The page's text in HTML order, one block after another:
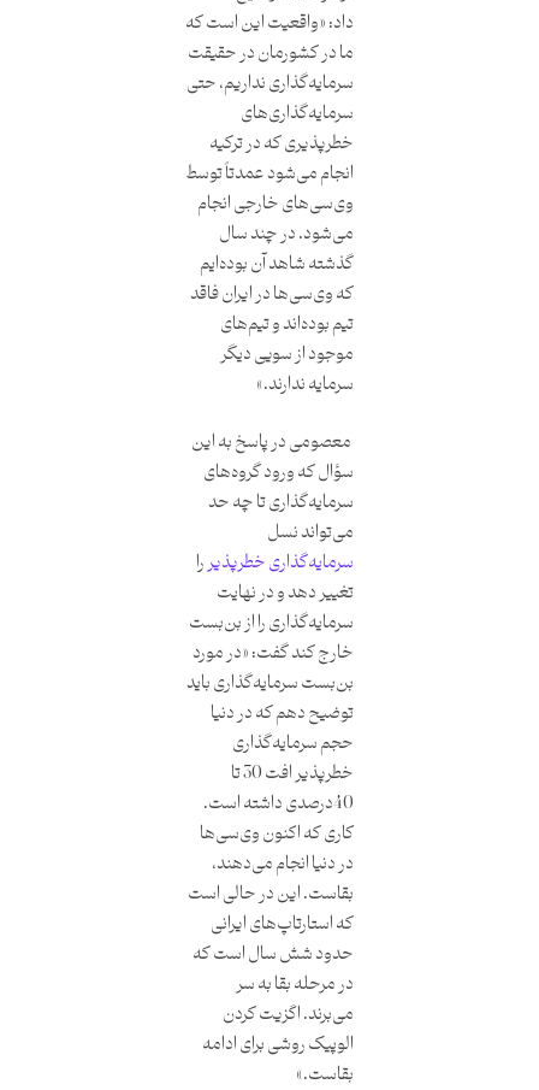
داد: «واقعیت این است که
ما در کشورمان در حقیقت
سرمایه‌گذاری نداریم، حتی
سرمایه‌گذاری‌های
خطرپذیری که در ترکیه
انجام می‌شود عمدتاً توسط
وی‌سی‌های خارجی انجام
می‌شود. در چند سال
گذشته شاهد آن بوده‌ایم
که وی‌سی‌ها در ایران فاقد
تیم بوده‌اند و تیم‌های
موجود از سویی دیگر
سرمایه ندارند.»
معصومی در پاسخ به این
سؤال که ورود گروه‌های
سرمایه‌گذاری تا چه حد
می‌تواند نسل
سرمایه‌گذاری خطرپذیررا
تغییر دهد و در نهایت
سرمایه‌گذاری را از بن‌بست
خارج کند گفت: «در مورد
بن‌بست سرمایه‌گذاری باید
توضیح دهم که در دنیا
حجم سرمایه‌گذاری
خطرپذیر افت 30 تا
40درصدی داشته است.
کاری که اکنون وی‌سی‌ها
در دنیا انجام می‌دهند،
بقاست. این در حالی است
که استارتاپ‌های ایرانی
حدود شش سال است که
در مرحله بقا به سر
می‌برند. اگزیت کردن
الوپیک روشی برای ادامه
بقاست.»